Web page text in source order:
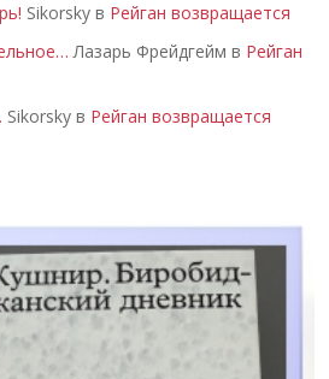
Sikorsky в Рейган возвращается
Лазарь Фрейдгейм в Рейган
Sikorsky в Рейган возвращается